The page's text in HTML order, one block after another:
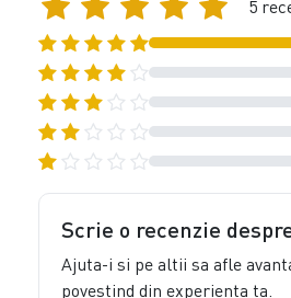
5
Scrie o recenzie
Ajuta-i si pe altii sa afle
povestind din experienta ta.